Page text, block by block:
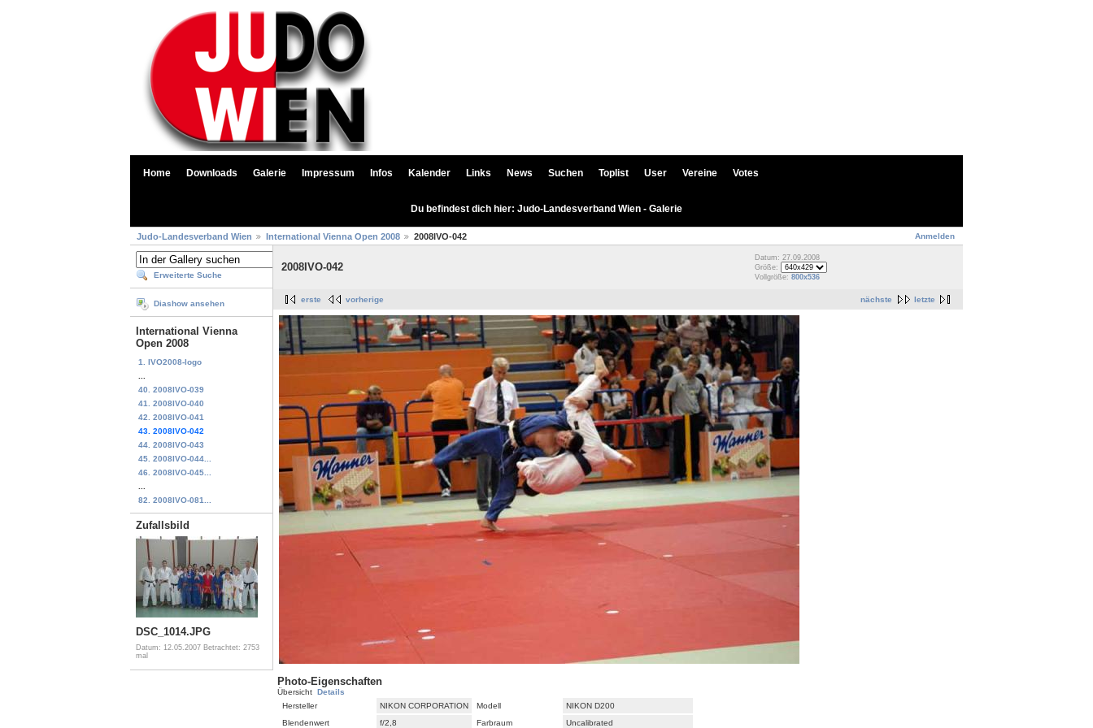
Home Downloads Galerie Impressum Infos Kalender Links News Suchen Toplist User Vereine Votes
Du befindest dich hier: Judo-Landesverband Wien - Galerie
Anmelden
Judo-Landesverband Wien International Vienna Open 2008 2008IVO-042
Erweiterte Suche
Diashow ansehen
International Vienna
Open 2008
1. IVO2008-logo
40. 2008IVO-039
41. 2008IVO-040
42. 2008IVO-041
43. 2008IVO-042
44. 2008IVO-043
45. 2008IVO-044...
46. 2008IVO-045...
82. 2008IVO-081...
Zufallsbild
DSC_1014.JPG
Datum: 12.05.2007 Betrachtet: 2753
mal
2008IVO-042
Datum: 27.09.2008
Größe:
Vollgröße: 800x536
nächste letzte
erste vorherige
Photo-Eigenschaften
Übersicht Details
Hersteller
NIKON CORPORATION Modell
NIKON D200
Blendenwert
f/2,8 Farbraum Uncalibrated